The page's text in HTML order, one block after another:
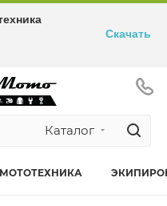
Каталог
МОТОТЕХНИКА
Скачать